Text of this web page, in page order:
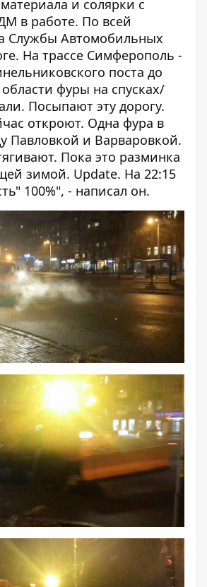
и солярки с
в работе. По всей
Службы Автомобильных
На трассе Симферополь -
поста до
фуры на спусках/
Посыпают эту дорогу.
откроют. Одна фура в
Павловкой и Варваровкой.
Пока это разминка
зимой. Update. На 22:15
100%", - написал он.